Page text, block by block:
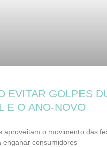
EVITAR GOLPES
E O ANO-NOVO
aproveitam o movimento das
enganar consumidores